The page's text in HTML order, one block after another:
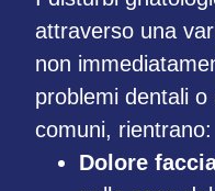
attraverso una
non
problemi dentali
comuni, rientrano:
Dolore